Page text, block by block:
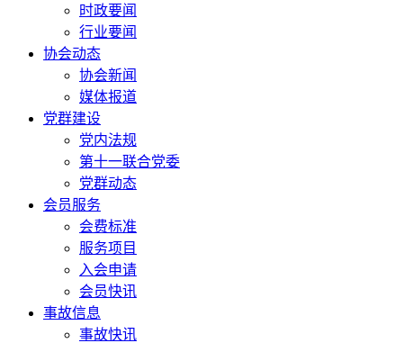
时政要闻
行业要闻
协会动态
协会新闻
媒体报道
党群建设
党内法规
第十一联合党委
党群动态
会员服务
会费标准
服务项目
入会申请
会员快讯
事故信息
事故快讯